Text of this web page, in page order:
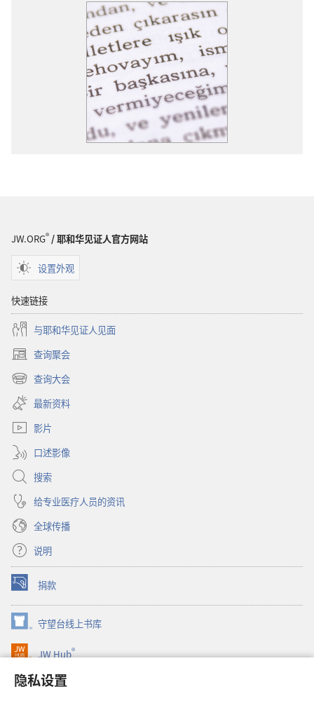
隐私设置
JW.ORG®/ 耶和华见证人官方网站
设置外观
快速链接
与耶和华见证人见面
查询聚会
（打
开
新
窗
口）
查询大会
（打
开
新
窗
最新资料
影片
口述影像
搜索
给专业医疗人员的资讯
全球传播
说明
捐款
（打
开
新
窗
口）
守望台线上书库
（打
开
新
口）
JW Hub®
（打
开
新
JW Library®